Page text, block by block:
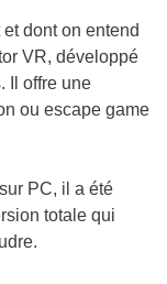
dont on entend
VR, développé
Il offre une
ou escape game
PC, il a été
totale qui